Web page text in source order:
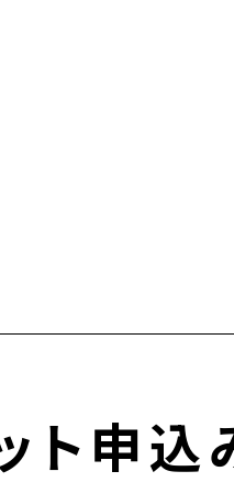
ト申込